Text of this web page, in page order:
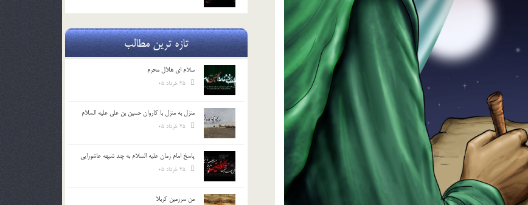
تازه ترین مطالب
سلام ای هلال محرم
منزل به منزل با کاروان حسین بن علی علیه السلام
پاسخ امام زمان علیه السلام به چند شبهه عاشورایی
من سرزمین کربلا